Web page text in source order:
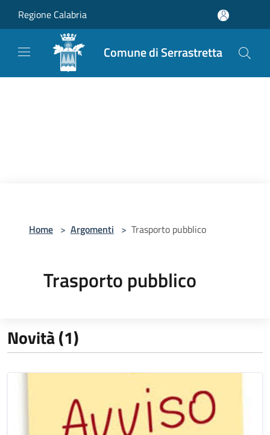
Regione Calabria
Comune di Serrastretta
Home > Argomenti > Trasporto pubblico
Trasporto pubblico
Novità (1)